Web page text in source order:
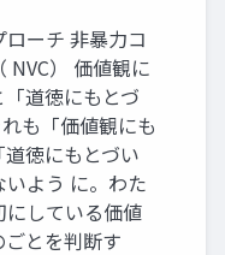
ーチ 非暴力コ
NVC） 価値観に
道徳にもとづ
も「価値観にも
徳にもとづい
よう に。わた
にしている価値
とを判断す